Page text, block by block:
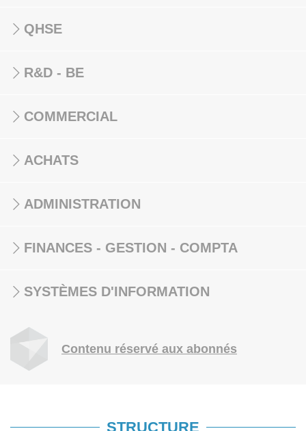
QHSE
R&D - BE
COMMERCIAL
ACHATS
ADMINISTRATION
FINANCES - GESTION - COMPTA
SYSTÈMES D'INFORMATION
Contenu réservé aux abonnés
STRUCTURE